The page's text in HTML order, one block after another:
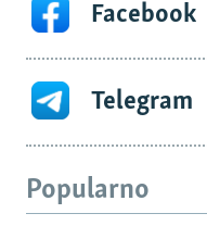
Facebook
Telegram
Popularno